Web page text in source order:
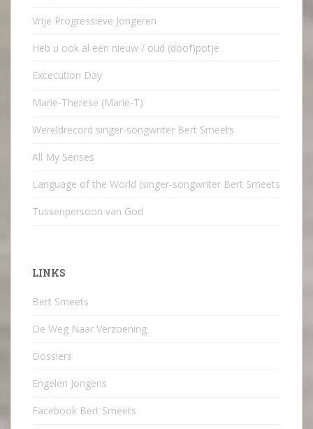
Vrije Progressieve Jongeren
Heb u ook al een nieuw / oud (doof)potje
Excecution Day
Marie-Therese (Marie-T)
Wereldrecord singer-songwriter Bert Smeets
All My Senses
Language of the World (singer-songwriter Bert Smeets
Tussenpersoon van God
LINKS
Bert Smeets
De Weg Naar Verzoening
Dossiers
Engelen Jongens
Facebook Bert Smeets